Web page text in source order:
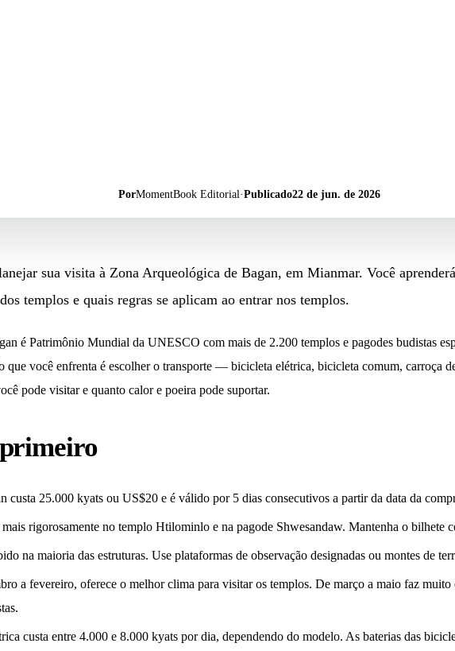
PorMomentBook Editorial·Publicado22 de jun. de 2026
sua visita à Zona Arqueológica de Bagan, em Mianmar. Você
templos e quais regras se aplicam ao entrar nos templos.
é Patrimônio Mundial da UNESCO com mais de 2.200 templos e pagodes budistas
que você enfrenta é escolher o transporte — bicicleta elétrica, bicicleta comum, carroça
pode visitar e quanto calor e poeira pode suportar.
custa 25.000 kyats ou US$20 e é válido por 5 dias consecutivos a partir da data da
rigorosamente no templo Htilominlo e na pagode Shwesandaw. Mantenha o bilhete
na maioria das estruturas. Use plataformas de observação designadas ou montes de
a fevereiro, oferece o melhor clima para visitar os templos. De março a maio faz
custa entre 4.000 e 8.000 kyats por dia, dependendo do modelo. As baterias das